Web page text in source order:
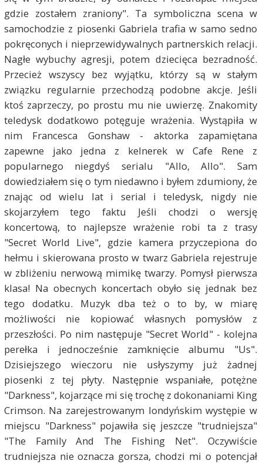
gdzie zostałem zraniony". Ta symboliczna scena w
samochodzie z piosenki Gabriela trafia w samo sedno
pokręconych i nieprzewidywalnych partnerskich relacji.
Nagłe wybuchy agresji, potem dziecięca bezradność.
Przecież wszyscy bez wyjątku, którzy są w stałym
związku regularnie przechodzą podobne akcje. Jeśli
ktoś zaprzeczy, po prostu mu nie uwierzę. Znakomity
teledysk dodatkowo potęguje wrażenia. Wystąpiła w
nim Francesca Gonshaw - aktorka zapamiętana
zapewne jako jedna z kelnerek w Cafe Rene z
popularnego niegdyś serialu "Allo, Allo". Sam
dowiedziałem się o tym niedawno i byłem zdumiony, że
znając od wielu lat i serial i teledysk, nigdy nie
skojarzyłem tego faktu Jeśli chodzi o wersję
koncertową, to najlepsze wrażenie robi ta z trasy
"Secret World Live", gdzie kamera przyczepiona do
hełmu i skierowana prosto w twarz Gabriela rejestruje
w zbliżeniu nerwową mimikę twarzy. Pomysł pierwsza
klasa! Na obecnych koncertach obyło się jednak bez
tego dodatku. Muzyk dba też o to by, w miarę
możliwości nie kopiować własnych pomysłów z
przeszłości. Po nim następuje "Secret World" - kolejna
perełka i jednocześnie zamknięcie albumu "Us".
Dzisiejszego wieczoru nie usłyszymy już żadnej
piosenki z tej płyty. Następnie wspaniałe, potężne
"Darkness", kojarzące mi się trochę z dokonaniami King
Crimson. Na zarejestrowanym londyńskim występie w
miejscu "Darkness" pojawiła się jeszcze "trudniejsza"
"The Family And The Fishing Net". Oczywiście
trudniejsza nie oznacza gorsza, chodzi mi o potencjał